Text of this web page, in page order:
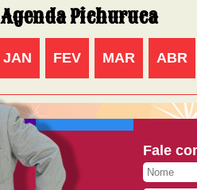
Agenda Pichuruca
JAN FEV MAR ABR
Fale